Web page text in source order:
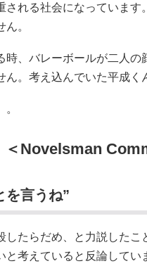
れる社会になっていま
。
、バレーボールが二人の
。考え込んでいた平成く
Novelsman
を言うね”
たらだめ、と力説したこ
考えていると反論してい